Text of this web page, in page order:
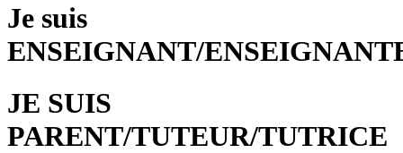
Je suis
ENSEIGNANT/
JE SUIS
PARENT/TUTEUR/TUTRICE